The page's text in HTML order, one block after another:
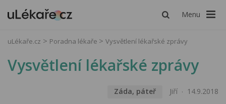
Menu
uLékaře.cz Poradna lékaře Vysvětlení lékařské zprávy
Vysvětlení lékařské zprávy
Záda, páteř Jiří 14.9.2018